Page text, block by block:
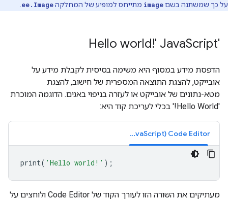
על כך שמשתנה בשם image מתייחס למופיע של המחלקהee.Image
.
'Hello world!' Java
Script
הדפסת מידע במסוף היא משימה בסיסית לקבלת מידע על
אובייקט, להצגת התוצאה המספרית של חישוב, להצגת
מטא-נתונים של אובייקט או לעזרה בניפוי באגים. הדוגמה המוכרת
'Hello World!' בכלי לעריכת קוד היא:
Code Editor‏ (JavaScript)
print( 'Hello world!' );
מעתיקים את השורה הזו לעורך הקוד של Code Editor ולוחצים על